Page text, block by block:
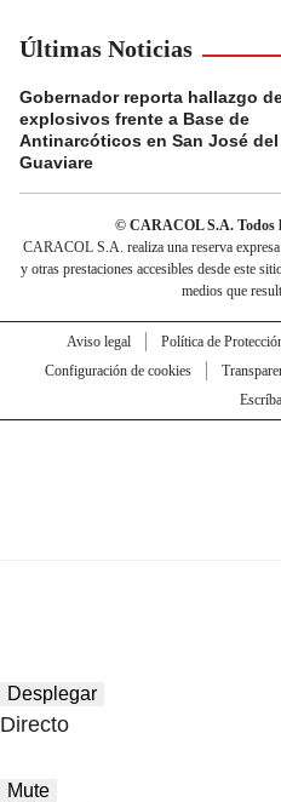
Últimas Noticias
Gobernador reporta hallazgo
explosivos frente a Base de
Antinarcóticos en San José del
Guaviare
© CARACOL S.A. Todos
CARACOL S.A. realiza una reserva
y otras prestaciones accesibles desde este
medios que
Aviso legal Política de
Configuración de cookies
Desplegar
Directo
Mute